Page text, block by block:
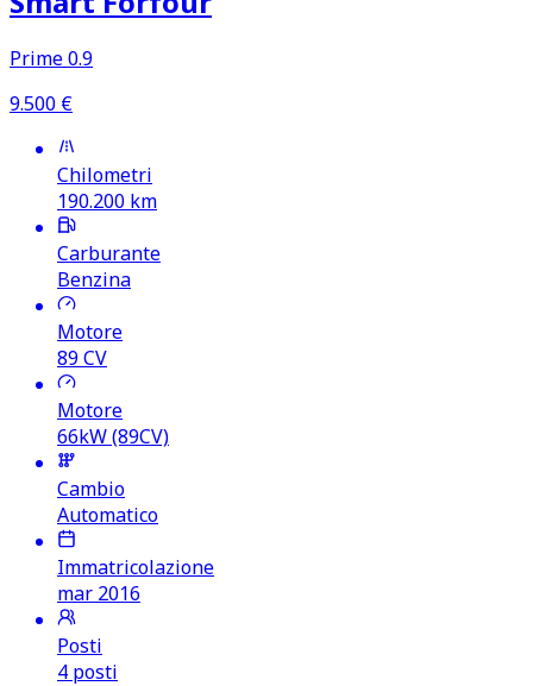
Prime 0.9
9.500 €
Chilometri
190.200 km
Carburante
Benzina
Motore
89CV
Motore
66kW (89CV)
Cambio
Automatico
Immatricolazione
mar 2016
Posti
4 posti